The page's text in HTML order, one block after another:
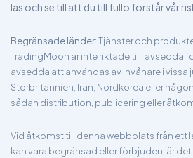
läs och se till att du till fullo förstår vår
Begränsade länder: Tjänster och
TradingMoon är inte riktade till, avsedda
avsedda att användas av invånare i vissa
Storbritannien, Iran, Nordkorea eller
sådan distribution, publicering eller
Vid åtkomst till denna webbplats från ett
kan vara begränsad eller förbjuden, är